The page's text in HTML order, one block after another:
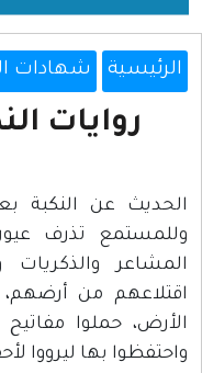
الرئيسية شهادات
روايات
وللمستمع تذرف
المشاعر
اقتلاعهم من
الأرض، حملوا
واحتفظوا بها ليرووا